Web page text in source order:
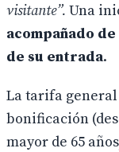
visitante”. Una
acompañado
de su entrada.
La tarifa general
bonificación
mayor de 65